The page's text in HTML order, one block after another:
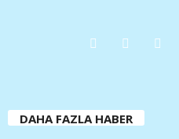
DAHA FAZLA HABER